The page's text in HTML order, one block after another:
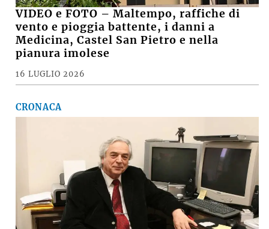
VIDEO e FOTO – Maltempo, raffiche di
vento e pioggia battente, i danni a
Medicina, Castel San Pietro e nella
pianura imolese
16 LUGLIO 2026
CRONACA